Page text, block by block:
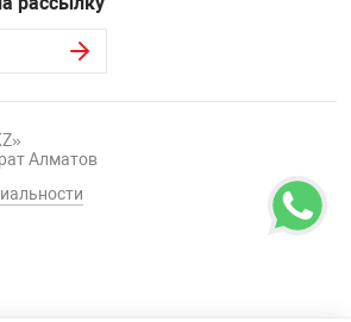
Алматов